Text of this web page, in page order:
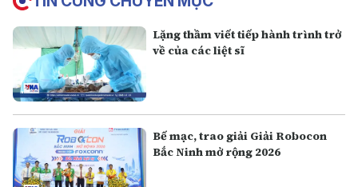
Lặng thầm viết tiếp hành trình trở
về của các liệt sĩ
Bế mạc, trao giải Giải Robocon
Bắc Ninh mở rộng 2026